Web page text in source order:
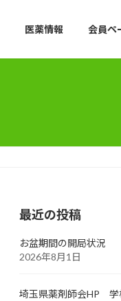
医薬情報 会員ペ
最近の投稿
お盆期間の開局状況
2026年8月1日
埼玉県薬剤師会HP 学